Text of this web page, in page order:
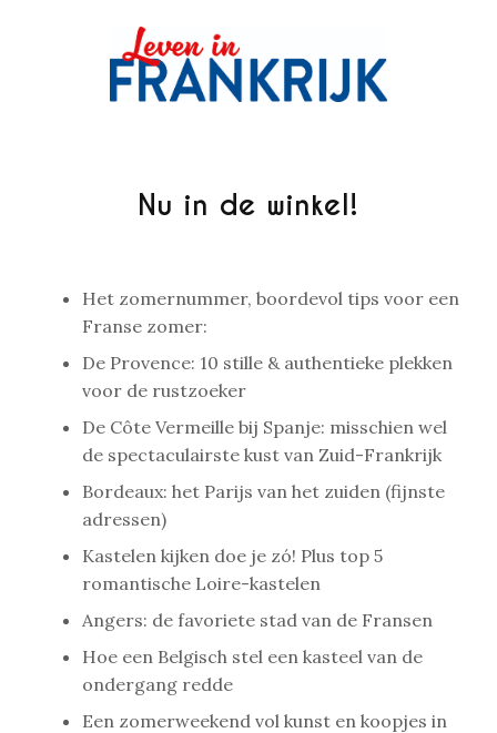
Nu in de winkel!
Het zomernummer, boordevol tips voor een
Franse zomer:
De Provence: 10 stille & authentieke plekken
voor de rustzoeker
De Côte Vermeille bij Spanje: misschien wel
de spectaculairste kust van Zuid-Frankrijk
Bordeaux: het Parijs van het zuiden (fijnste
adressen)
Kastelen kijken doe je zó! Plus top 5
romantische Loire-kastelen
Angers: de favoriete stad van de Fransen
Hoe een Belgisch stel een kasteel van de
ondergang redde
Een zomerweekend vol kunst en koopjes in